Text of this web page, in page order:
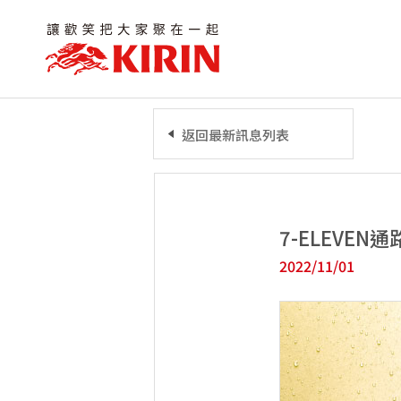
7-ELEVEN
2022/11/01
返回最新訊息列表